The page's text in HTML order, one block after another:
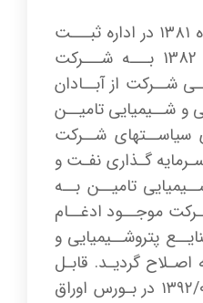
شـرکت سـرمایه‌گذاری نفـت، گاز و پتروشـیمی تامیـن (سـهامی عـام)، در ابتـدا بـا نـام شـرکت پالایـش روغـن آبـادان (سـهامی خـــاص) در دی مـــاه ۱۳۸۱ در اداره ثبـــت
شـــرکت‌ها و مالکیـــت صنعتـــی آبـــادان بـــه ثبـــت رســـیده اســـت. شـــرکت یـــاد شـــده، یکســـال بعـــد یعنـــی در ســـال 1382 بـــه شـــرکت
شــرکت از آبــادان
و شــیمیایی تامیــن
سیاســتهای شــرکت
بـه تاریـخ ۱۳۹۰/۰۶/۲۳ مبنـی بـر ادغـام شـرکت سـرمایه گـذاری نفـت و
تامیــن بــه
موجــود ادغــام
شــرکت از ســرمایه‌گــذاری صنایــع پتروشــیمیایی و
گردیـد. قابـل
ذکـر اسـت نامـه شـرکت بـا شـماره ۱۱۳۹ در تاریـخ ۱۳۹۱/۱۲/۱۹ نـزد سـازمان بـورس و اوراق بهـادار بـه ثبـت رسـیده و سـهام شـرکت در مـورخ ۱۳۹۲/۰۴/۱۸ در بـورس اوراق